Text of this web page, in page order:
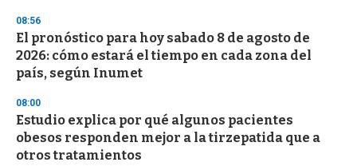
08:56
El pronóstico para hoy sabado 8 de agosto de
2026: cómo estará el tiempo en cada zona del
país, según Inumet
08:00
Estudio explica por qué algunos pacientes
obesos responden mejor a la tirzepatida que a
otros tratamientos